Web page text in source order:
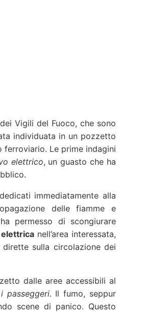
Vigili del Fuoco, che sono
individuata in un pozzetto
Le prime indagini
elettrico, un guasto che ha
immediatamente alla
delle fiamme e
permesso di scongiurare
nell’area interessata,
dirette sulla circolazione dei
dalle aree accessibili al
passeggeri. Il fumo, seppur
scene di panico. Questo